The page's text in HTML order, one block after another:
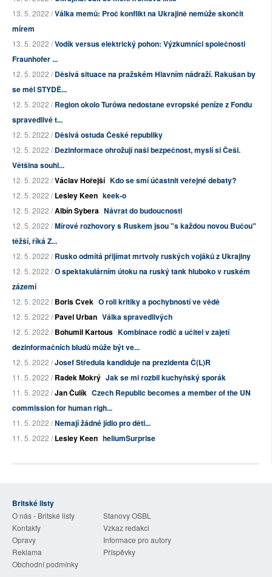
13. 5. 2022 /Válka memů: Proč konflikt na Ukrajině nemůže skončit
mírem
13. 5. 2022 /Vodík versus elektrický pohon: Výzkumníci společnosti
Fraunhofer ...
12. 5. 2022 /Děsivá situace na pražském Hlavním nádraží. Rakušan by
se měl STYDĚ...
12. 5. 2022 /Region okolo Turówa nedostane evropské peníze z Fondu
spravedlivé t...
12. 5. 2022 /Děsivá ostuda České republiky
12. 5. 2022 /Dezinformace ohrožují naši bezpečnost, myslí si Češi.
Většina souhl...
12. 5. 2022 /Václav Hořejší Kdo se smí účastnit veřejné debaty?
12. 5. 2022 /Lesley Keen keek-o
12. 5. 2022 /Albín Sybera Návrat do budoucnosti
12. 5. 2022 /Mírové rozhovory s Ruskem jsou "s každou novou Bučou"
těžší, říká Z...
12. 5. 2022 /Rusko odmítá přijímat mrtvoly ruských vojáků z Ukrajiny
12. 5. 2022 /O spektakulárním útoku na ruský tank hluboko v ruském
zázemí
12. 5. 2022 /Boris Cvek O roli kritiky a pochybností ve vědě
12. 5. 2022 /Pavel Urban Válka spravedlivých
12. 5. 2022 /Bohumil Kartous Kombinace rodič a učitel v zajetí
dezinformačních bludů může být ve...
12. 5. 2022 /Josef Středula kandiduje na prezidenta Č(L)R
11. 5. 2022 /Radek Mokrý Jak se mi rozbil kuchyňský sporák
11. 5. 2022 /Jan Čulík Czech Republic becomes a member of the UN
commission for human righ...
11. 5. 2022 /Nemají žádné jídlo pro děti...
11. 5. 2022 /Lesley Keen heliumSurprise
Britské listy
O nás - Britské listy
Stanovy OSBL
Kontakty
Vzkaz redakci
Opravy
Informace pro autory
Reklama
Příspěvky
Obchodní podmínky